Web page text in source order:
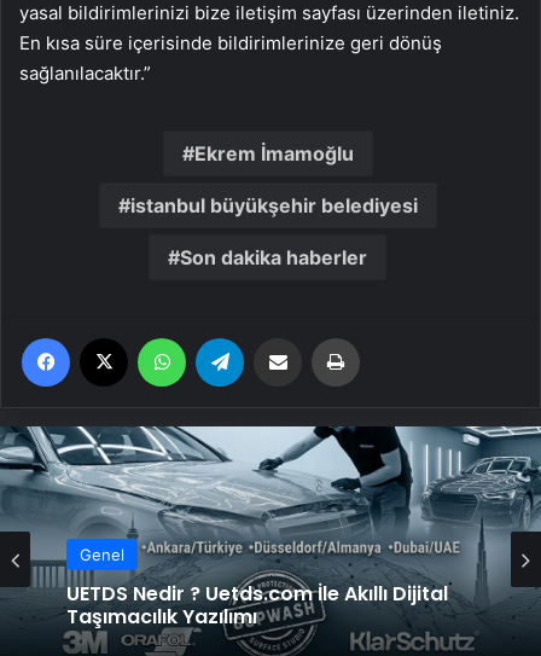
yasal bildirimlerinizi bize iletişim sayfası üzerinden iletiniz.
En kısa süre içerisinde bildirimlerinize geri dönüş
sağlanılacaktır.”
Ekrem İmamoğlu
istanbul büyükşehir belediyesi
Son dakika haberler
Facebook WhatsApp Email'den paylaş
Genel
UETDS Nedir ? Uetds.com İle Akıllı Dijital
Taşımacılık Yazılımı